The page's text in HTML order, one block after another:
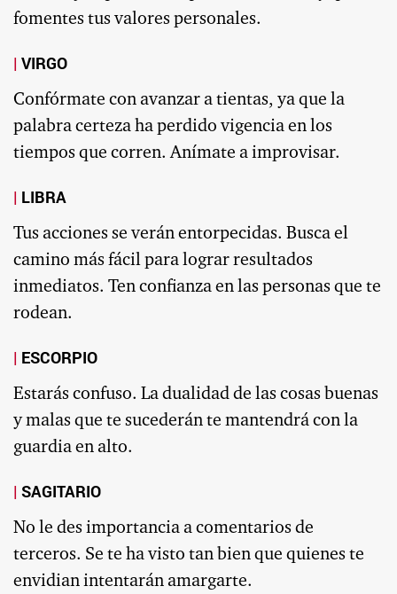
fomentes tus valores personales.
VIRGO
Confórmate con avanzar a tientas, ya que la
palabra certeza ha perdido vigencia en los
tiempos que corren. Anímate a improvisar.
LIBRA
Tus acciones se verán entorpecidas. Busca el
camino más fácil para lograr resultados
inmediatos. Ten confianza en las personas que te
rodean.
ESCORPIO
Estarás confuso. La dualidad de las cosas buenas
y malas que te sucederán te mantendrá con la
guardia en alto.
SAGITARIO
No le des importancia a comentarios de
terceros. Se te ha visto tan bien que quienes te
envidian intentarán amargarte.